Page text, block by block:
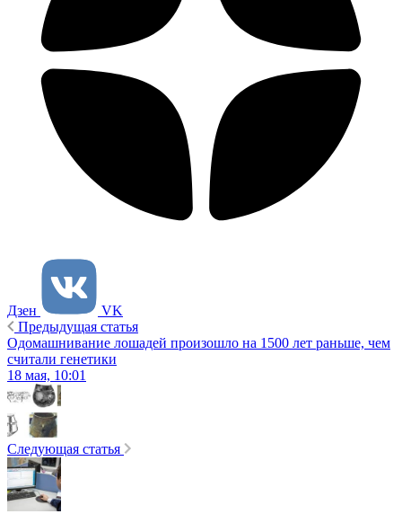
Дзен
VK
Предыдущая статья
Одомашнивание лошадей произошло на 1500 лет раньше, чем
считали генетики
18 мая, 10:01
Следующая статья